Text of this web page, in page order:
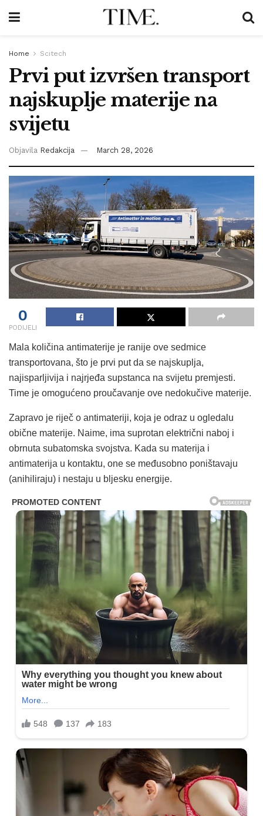
Home Scitech
Prvi put izvršen transport
najskuplje materije na
svijetu
Objavila Redakcija March 28, 2026
0
PODIJELI
Mala količina antimaterije je ranije ove sedmice
transportovana, što je prvi put da se najskuplja,
najisparljivija i najrjeđa supstanca na svijetu premjesti.
Time je omogućeno proučavanje ove nedokučive materije.
Zapravo je riječ o antimateriji, koja je odraz u ogledalu
obične materije. Naime, ima suprotan električni naboj i
obrnuta subatomska svojstva. Kada su materija i
antimaterija u kontaktu, one se međusobno poništavaju
(anihiliraju) i nestaju u bljesku energije.